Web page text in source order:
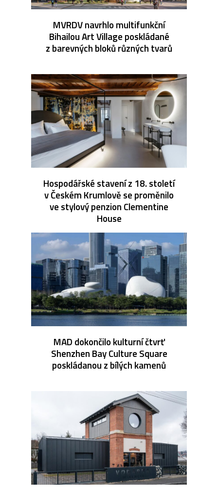
MVRDV navrhlo multifunkční
Bihailou Art Village poskládané
z barevných bloků různých tvarů
Hospodářské stavení z 18. století
v Českém Krumlově se proměnilo
ve stylový penzion Clementine
House
MAD dokončilo kulturní čtvrť
Shenzhen Bay Culture Square
poskládanou z bílých kamenů